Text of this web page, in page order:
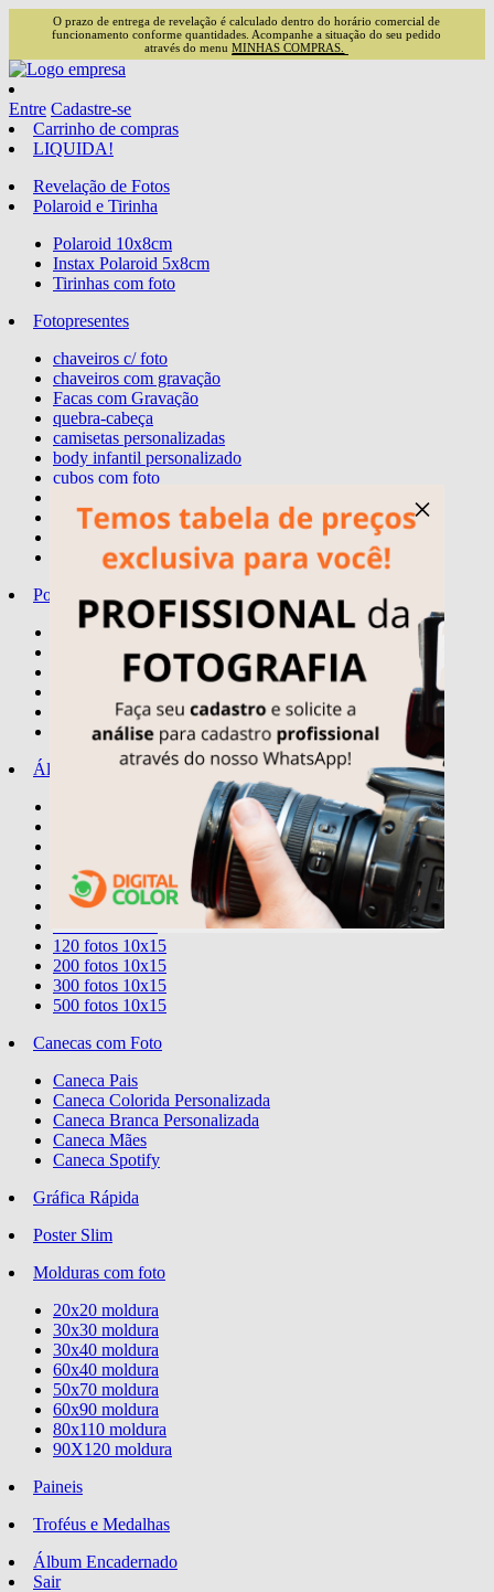
O prazo de entrega de revelação é calculado dentro do horário comercial de
funcionamento conforme quantidades. Acompanhe a situação do seu pedido
através do menuMINHAS COMPRAS.
Entre Cadastre-se
Carrinho de compras
LIQUIDA!
Revelação de Fotos
Polaroid e Tirinha
Polaroid 10x8cm
Instax Polaroid 5x8cm
Tirinhas com foto
Fotopresentes
chaveiros c/ foto
chaveiros com gravação
Facas com Gravação
quebra-cabeça
camisetas personalizadas
body infantil personalizado
cubos com foto
quadros temas
display - stand-up mini
Porta-Retratos
10x15
30X40
Álbuns
80 fotos 15x21
40 fotos 20x25
40 fotos 20x30
120 fotos 10x15
200 fotos 10x15
300 fotos 10x15
500 fotos 10x15
Canecas com Foto
Caneca Pais
Caneca Colorida Personalizada
Caneca Branca Personalizada
Caneca Mães
Caneca Spotify
Gráfica Rápida
Poster Slim
Molduras com foto
20x20 moldura
30x30 moldura
30x40 moldura
60x40 moldura
50x70 moldura
60x90 moldura
80x110 moldura
90X120 moldura
Paineis
Troféus e Medalhas
Álbum Encadernado
Sair
×